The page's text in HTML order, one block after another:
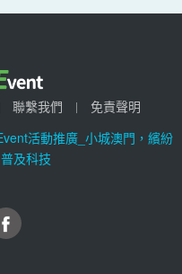
聯繫我們
免責聲明
活動推廣_小城澳門，繽紛
普及科技